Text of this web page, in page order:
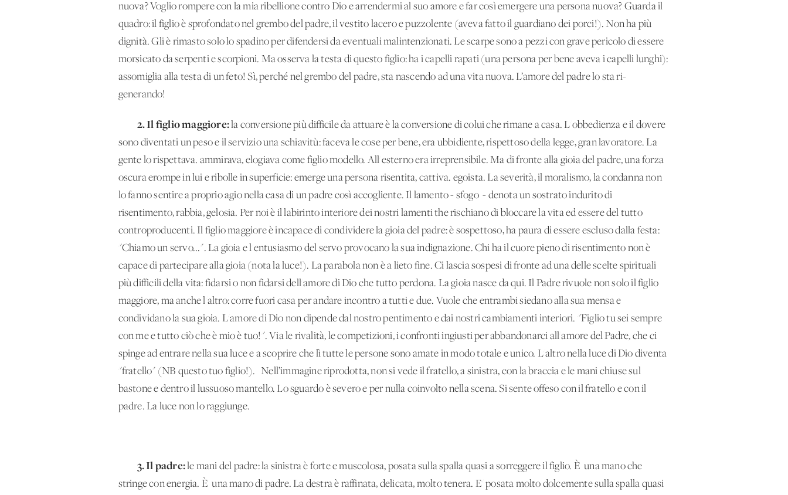
nuova? Voglio rompere con la mia ribellione contro Dio e arrendermi al suo amore e far così emergere una persona nuova? Guarda il
quadro: il figlio è sprofondato nel grembo del padre, il vestito lacero e puzzolente (aveva fatto il guardiano dei porci!). Non ha più
dignità. Gli è rimasto solo lo spadino per difendersi da eventuali malintenzionati. Le scarpe sono a pezzi con grave pericolo di essere
morsicato da serpenti e scorpioni. Ma osserva la testa di questo figlio: ha i capelli rapati (una persona per bene aveva i capelli lunghi):
assomiglia alla testa di un feto! Sì, perché nel grembo del padre, sta nascendo ad una vita nuova. L’amore del padre lo sta ri-
generando!
2. Il figlio maggiore:la conversione più difficile da attuare è la conversione di colui che rimane a casa. L'obbedienza e il dovere
sono diventati un peso e il servizio una schiavitù: faceva le cose per bene, era ubbidiente, rispettoso della legge, gran lavoratore. La
gente lo rispettava. ammirava, elogiava come figlio modello. All'esterno era irreprensibile. Ma di fronte alla gioia del padre, una forza
oscura erompe in lui e ribolle in superficie: emerge una persona risentita, cattiva. egoista. La severità, il moralismo, la condanna non
lo fanno sentire a proprio agio nella casa di un padre così accogliente. Il lamento - sfogo - denota un sostrato indurito di
risentimento, rabbia, gelosia. Per noi è il labirinto interiore dei nostri lamenti the rischiano di bloccare la vita ed essere del tutto
controproducenti. Il figlio maggiore è incapace di condividere la gioia del padre: è sospettoso, ha paura di essere escluso dalla festa:
"Chiamo un servo...". La gioia e l'entusiasmo del servo provocano la sua indignazione. Chi ha il cuore pieno di risentimento non è
capace di partecipare alla gioia (nota la luce!). La parabola non è a lieto fine. Ci lascia sospesi di fronte ad una delle scelte spirituali
più difficili della vita: fidarsi o non fidarsi dell'amore di Dio che tutto perdona. La gioia nasce da qui. Il Padre rivuole non solo il figlio
maggiore, ma anche l'altro: corre fuori casa per andare incontro a tutti e due. Vuole che entrambi siedano alla sua mensa e
condividano la sua gioia. L'amore di Dio non dipende dal nostro pentimento e dai nostri cambiamenti interiori. "Figlio tu sei sempre
con me e tutto ciò che è mio è tuo!". Via le rivalità, le competizioni, i confronti ingiusti per abbandonarci all'amore del Padre, che ci
spinge ad entrare nella sua luce e a scoprire che lì tutte le persone sono amate in modo totale e unico. L'altro nella luce di Dio diventa
"fratello" (NB questo tuo figlio!). Nell’immagine riprodotta, non si vede il fratello, a sinistra, con la braccia e le mani chiuse sul
bastone e dentro il lussuoso mantello. Lo sguardo è severo e per nulla coinvolto nella scena. Si sente offeso con il fratello e con il
padre. La luce non lo raggiunge.
3. Il padre:le mani del padre: la sinistra è forte e muscolosa, posata sulla spalla quasi a sorreggere il figlio. È una mano che
stringe con energia. È una mano di padre. La destra è raffinata, delicata, molto tenera. E' posata molto dolcemente sulla spalla quasi